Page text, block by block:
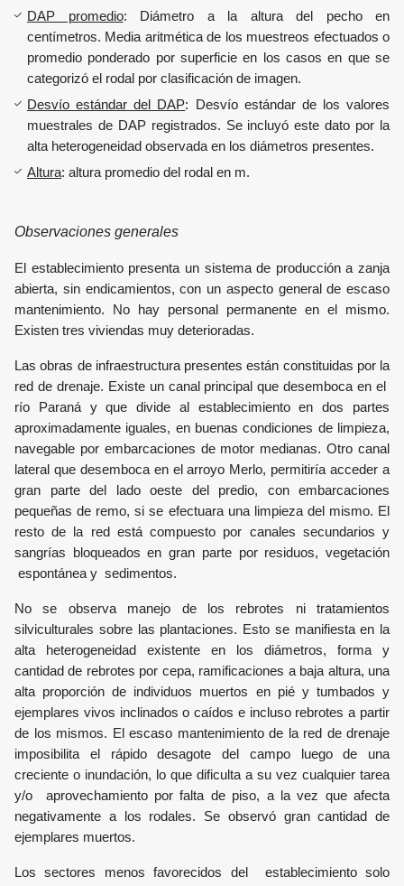
DAP promedio: Diámetro a la altura del pecho en
centímetros. Media aritmética de los muestreos efectuados o
promedio ponderado por superficie en los casos en que se
categorizó el rodal por clasificación de imagen.
Desvío estándar del DAP: Desvío estándar de los valores
muestrales de DAP registrados. Se incluyó este dato por la
alta heterogeneidad observada en los diámetros presentes.
Altura: altura promedio del rodal en m.
Observaciones generales
El establecimiento presenta un sistema de producción a zanja
abierta, sin endicamientos, con un aspecto general de escaso
mantenimiento. No hay personal permanente en el mismo.
Existen tres viviendas muy deterioradas.
Las obras de infraestructura presentes están constituidas por la
red de drenaje. Existe un canal principal que desemboca en el
río Paraná y que divide al establecimiento en dos partes
aproximadamente iguales, en buenas condiciones de limpieza,
navegable por embarcaciones de motor medianas. Otro canal
lateral que desemboca en el arroyo Merlo, permitiría acceder a
gran parte del lado oeste del predio, con embarcaciones
pequeñas de remo, si se efectuara una limpieza del mismo. El
resto de la red está compuesto por canales secundarios y
sangrías bloqueados en gran parte por residuos, vegetación
espontánea y sedimentos.
No se observa manejo de los rebrotes ni tratamientos
silviculturales sobre las plantaciones. Esto se manifiesta en la
alta heterogeneidad existente en los diámetros, forma y
cantidad de rebrotes por cepa, ramificaciones a baja altura, una
alta proporción de individuos muertos en pié y tumbados y
ejemplares vivos inclinados o caídos e incluso rebrotes a partir
de los mismos. El escaso mantenimiento de la red de drenaje
imposibilita el rápido desagote del campo luego de una
creciente o inundación, lo que dificulta a su vez cualquier tarea
y/o aprovechamiento por falta de piso, a la vez que afecta
negativamente a los rodales. Se observó gran cantidad de
ejemplares muertos.
Los sectores menos favorecidos del establecimiento solo